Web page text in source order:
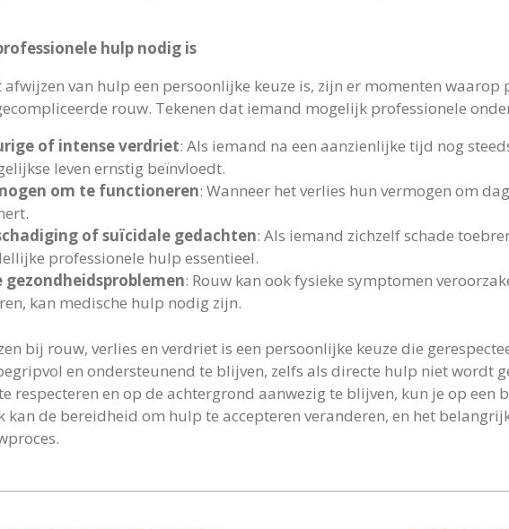
hulp nodig is
afwijzen van hulp een persoonlijke keuze is, zijn er momenten
rouw. Tekenen dat iemand mogelijk professionele
of intense verdriet: Als iemand na een aanzienlijke tijd nog
leven ernstig beïnvloedt.
om te functioneren: Wanneer het verlies hun vermogen om
of suïcidale gedachten: Als iemand zichzelf schade
professionele hulp essentieel.
gezondheidsproblemen: Rouw kan ook fysieke symptomen
kan medische hulp nodig zijn.
bij rouw, verlies en verdriet is een persoonlijke keuze die
en ondersteunend te blijven, zelfs als directe hulp niet wordt
respecteren en op de achtergrond aanwezig te blijven, kun je op een
kan de bereidheid om hulp te accepteren veranderen, en het